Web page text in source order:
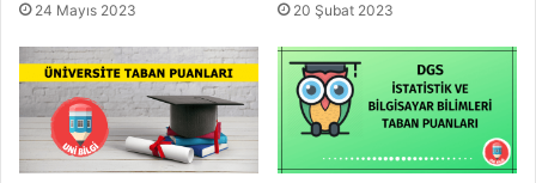
24 Mayıs 2023 20 Şubat 2023